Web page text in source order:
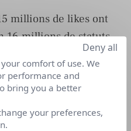
millions de likes ont
16 millions de statuts
comfort of use. We
performance and
bring you a better
your preferences,
Deny all